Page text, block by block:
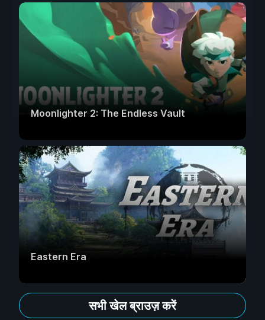
Moonlighter 2: The Endless Vault
Eastern Era
सभी खेल ब्राउज़ करें